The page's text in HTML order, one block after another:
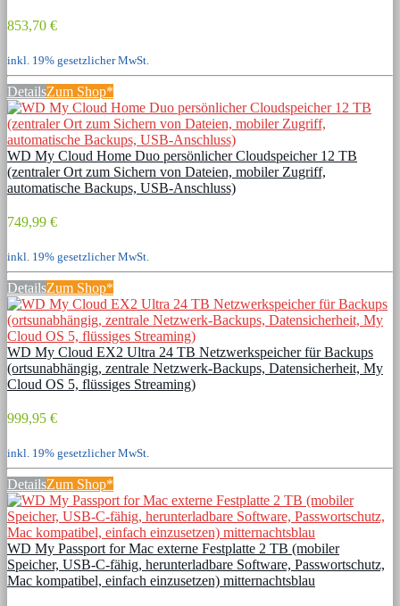
853,70 €
inkl. 19% gesetzlicher MwSt.
DetailsZum Shop*
WD My Cloud Home Duo persönlicher Cloudspeicher 12 TB
(zentraler Ort zum Sichern von Dateien, mobiler Zugriff,
automatische Backups, USB-Anschluss)
749,99 €
inkl. 19% gesetzlicher MwSt.
DetailsZum Shop*
WD My Cloud EX2 Ultra 24 TB Netzwerkspeicher für Backups
(ortsunabhängig, zentrale Netzwerk-Backups, Datensicherheit, My
Cloud OS 5, flüssiges Streaming)
999,95 €
inkl. 19% gesetzlicher MwSt.
DetailsZum Shop*
WD My Passport for Mac externe Festplatte 2 TB (mobiler
Speicher, USB-C-fähig, herunterladbare Software, Passwortschutz,
Mac kompatibel, einfach einzusetzen) mitternachtsblau